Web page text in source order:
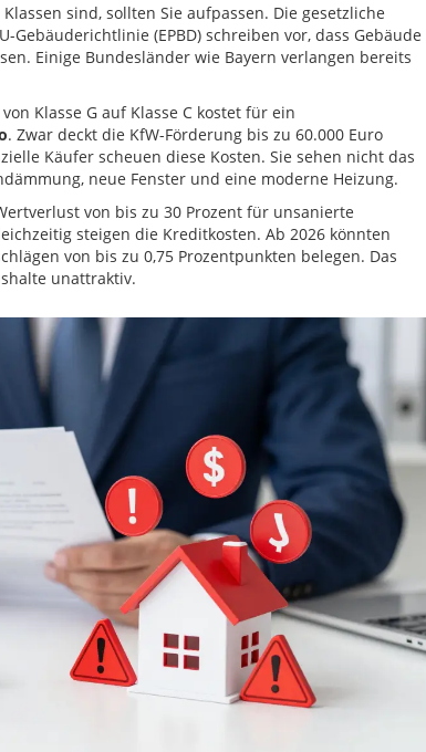
sind, sollten Sie aufpassen. Die gesetzliche
Gebäuderichtlinie (EPBD) schreiben vor, dass Gebäude
Einige Bundesländer wie Bayern verlangen bereits
Klasse G auf Klasse C kostet für ein
. Zwar deckt die KfW-Förderung bis zu 60.000 Euro
Käufer scheuen diese Kosten. Sie sehen nicht das
neue Fenster und eine moderne Heizung.
von bis zu 30 Prozent für unsanierte
steigen die Kreditkosten. Ab 2026 könnten
von bis zu 0,75 Prozentpunkten belegen. Das
unattraktiv.